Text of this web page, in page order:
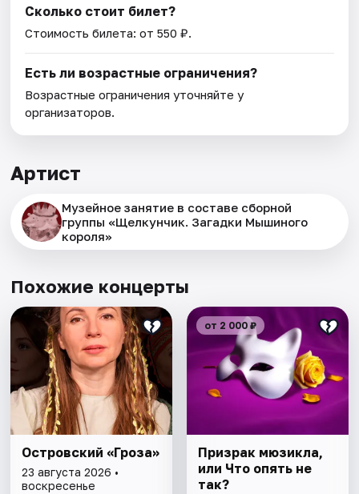
Сколько стоит билет?
Стоимость билета: от 550 ₽.
Есть ли возрастные ограничения?
Возрастные ограничения уточняйте у
организаторов.
Артист
Музейное занятие в составе сборной
группы «Щелкунчик. Загадки Мышиного
кoроля»
Похожие концерты
Островский «Гроза»
23 августа 2026 •
воскресенье
от 2 000 ₽
Призрак мюзикла,
или Что опять не
так?